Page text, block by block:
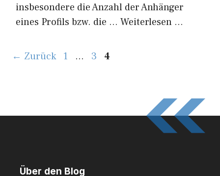
insbesondere die Anzahl der Anhänger
eines Profils bzw. die … Weiterlesen …
← Zurück Seite
1 … Seite
3 Seite
4
Über den Blog